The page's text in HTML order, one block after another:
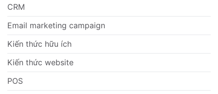
CRM
Email marketing campaign
Kiến thức hữu ích
Kiến thức website
POS